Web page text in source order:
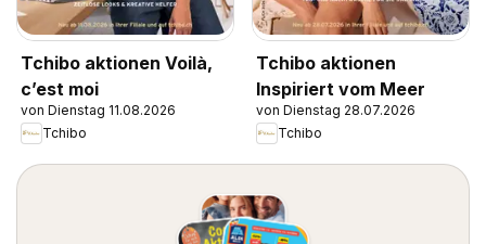
Tchibo aktionen Voilà,
c’est moi
von Dienstag 11.08.2026
Tchibo
Tchibo aktionen
Inspiriert vom Meer
von Dienstag 28.07.2026
Tchibo